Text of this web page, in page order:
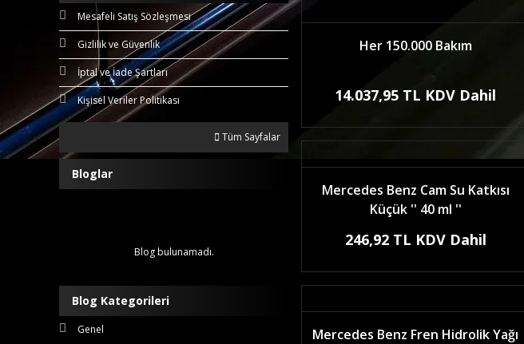
Mesafeli Satış Sözleşmesi
Gizlilik ve Güvenlik
İptal ve İade Şartları
Kişisel Veriler Politikası
Tüm Sayfalar
Bloglar
Blog bulunamadı.
Blog Kategorileri
Genel
Her 150.000 Bakım
14.037,95 TL KDV Dahil
Mercedes Benz Cam Su Katkısı
Küçük '' 40 ml ''
246,92 TL KDV Dahil
Mercedes Benz Fren Hidrolik Yağı